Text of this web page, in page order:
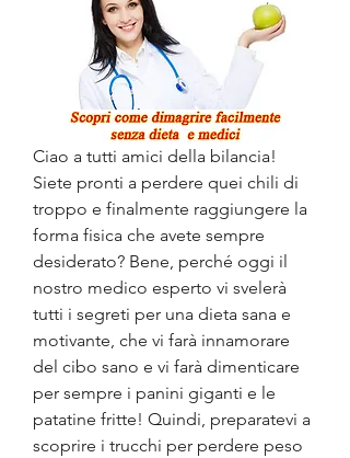
Ciao a tutti amici della bilancia!
Siete pronti a perdere quei chili di
troppo e finalmente raggiungere la
forma fisica che avete sempre
desiderato? Bene, perché oggi il
nostro medico esperto vi svelerà
tutti i segreti per una dieta sana e
motivante, che vi farà innamorare
del cibo sano e vi farà dimenticare
per sempre i panini giganti e le
patatine fritte! Quindi, preparatevi a
scoprire i trucchi per perdere peso